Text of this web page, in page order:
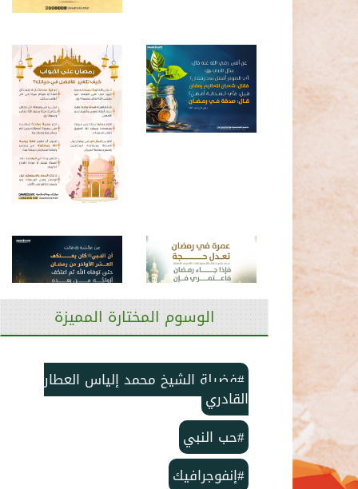
الوسوم المختارة المميزة
#فضيلة الشيخ محمد إلياس العطار
القادري
#حب النبي
#إنفوجرافيك